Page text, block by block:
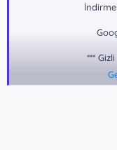
İndirme
***